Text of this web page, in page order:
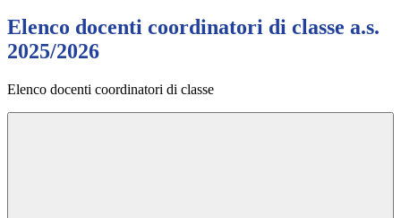
Elenco docenti coordinatori di classe a.s.
2025/2026
Elenco docenti coordinatori di classe